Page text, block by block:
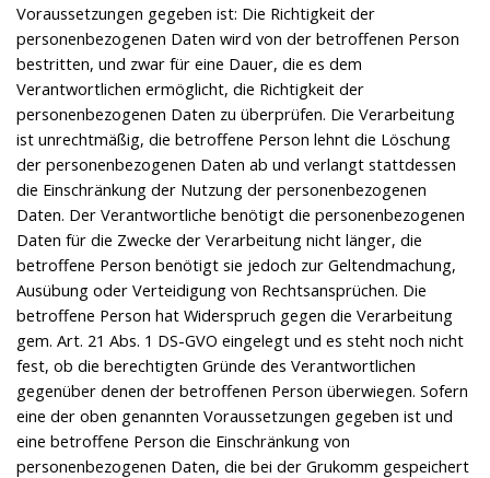
Voraussetzungen gegeben ist: Die Richtigkeit der
personenbezogenen Daten wird von der betroffenen Person
bestritten, und zwar für eine Dauer, die es dem
Verantwortlichen ermöglicht, die Richtigkeit der
personenbezogenen Daten zu überprüfen. Die Verarbeitung
ist unrechtmäßig, die betroffene Person lehnt die Löschung
der personenbezogenen Daten ab und verlangt stattdessen
die Einschränkung der Nutzung der personenbezogenen
Daten. Der Verantwortliche benötigt die personenbezogenen
Daten für die Zwecke der Verarbeitung nicht länger, die
betroffene Person benötigt sie jedoch zur Geltendmachung,
Ausübung oder Verteidigung von Rechtsansprüchen. Die
betroffene Person hat Widerspruch gegen die Verarbeitung
gem. Art. 21 Abs. 1 DS-GVO eingelegt und es steht noch nicht
fest, ob die berechtigten Gründe des Verantwortlichen
gegenüber denen der betroffenen Person überwiegen. Sofern
eine der oben genannten Voraussetzungen gegeben ist und
eine betroffene Person die Einschränkung von
personenbezogenen Daten, die bei der Grukomm gespeichert